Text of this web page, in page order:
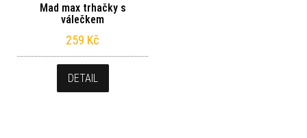
Mad max trhačky s
válečkem
259 Kč
DETAIL